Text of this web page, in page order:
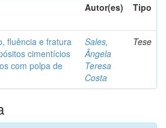
Autor(es) Tipo
fluência e fratura
cimentícios
com polpa de
Sales,
Ângela
Teresa
Costa
Tese